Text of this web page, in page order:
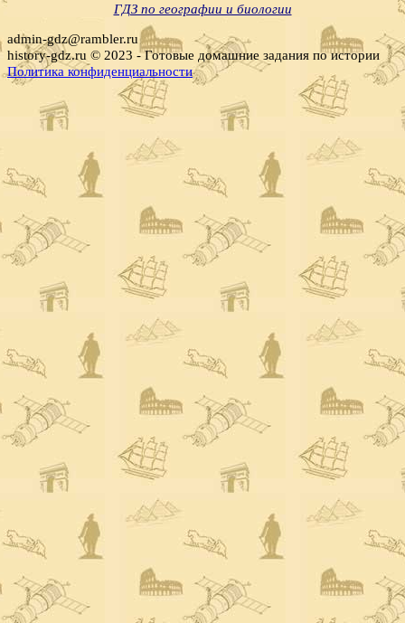
ГДЗ по географии и биологии
admin-gdz@rambler.ru
history-gdz.ru © 2023 - Готовые домашние задания по истории
Политика конфиденциальности